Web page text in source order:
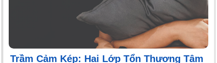
Trầm Cảm Kép: Hai Lớp Tổn Thương Tâm